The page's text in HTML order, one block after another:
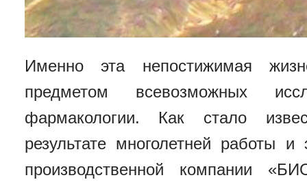
Именно эта непостижимая
предметом всевозможных
фармакологии. Как стало
результате многолетней работы
производственной компании